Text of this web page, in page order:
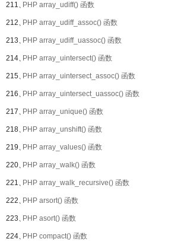
211、PHP array_udiff() 函数
212、PHP array_udiff_assoc() 函数
213、PHP array_udiff_uassoc() 函数
214、PHP array_uintersect() 函数
215、PHP array_uintersect_assoc() 函数
216、PHP array_uintersect_uassoc() 函数
217、PHP array_unique() 函数
218、PHP array_unshift() 函数
219、PHP array_values() 函数
220、PHP array_walk() 函数
221、PHP array_walk_recursive() 函数
222、PHP arsort() 函数
223、PHP asort() 函数
224、PHP compact() 函数